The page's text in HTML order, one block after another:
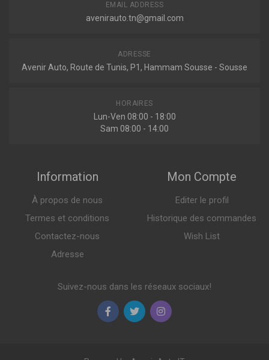
GLA 180 CDI / D 109ch ( 07-2014 > en cours )
GLA 200 CDI 4-MATIC 136ch ( 12-2013 > en cours )
EMAIL ADDRESS
avenirauto.tn@gmail.com
ADRESSE
Avenir Auto, Route de Tunis, P1, Hammam Sousse - Sousse
HORAIRES
Lun-Ven 08:00 - 18:00
Sam 08:00 - 14:00
Information
À propos de nous
Termes et conditions
Contactez-nous
Adresse
Mon Compte
Editer le profil
Historique des commandes
Wish List
Suivez-nous dans les réseaux sociaux!